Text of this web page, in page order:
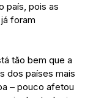
país, pois as
foram
tão bem que a
dos países mais
– pouco afetou